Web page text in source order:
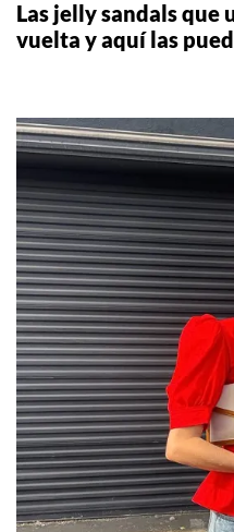
Las jelly sandals que
vuelta y aquí las